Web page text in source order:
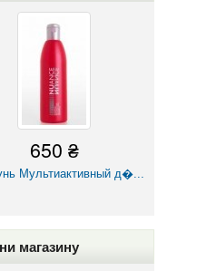
650 ₴
Мультиактивный д�...
магазину